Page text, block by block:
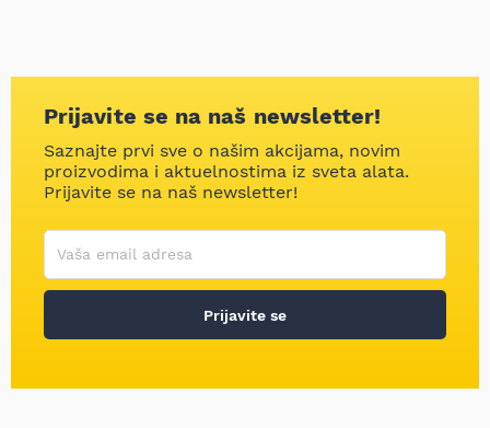
Prijavite se na naš newsletter!
Saznajte prvi sve o našim akcijama, novim
proizvodima i aktuelnostima iz sveta alata.
Prijavite se na naš newsletter!
Korisničko ime
Vaša email adresa
Prijavite se